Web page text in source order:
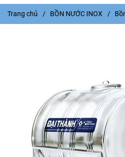
Trang chủ / BỒN NƯỚC INOX /